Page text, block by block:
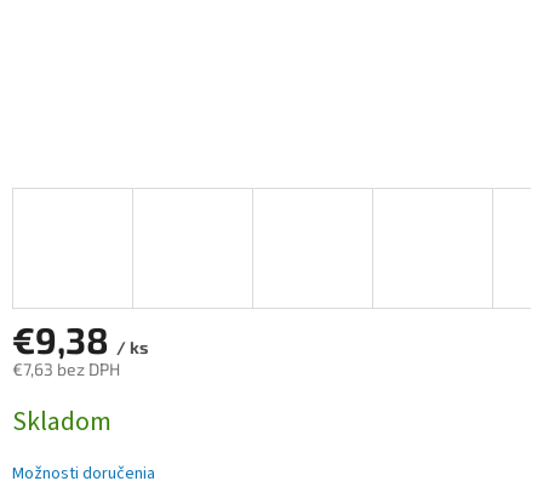
€9,38 / ks
€7,63 bez DPH
cena:
Skladom
Možnosti doručenia